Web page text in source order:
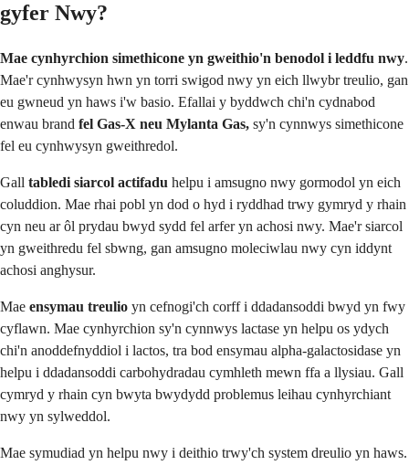
gyfer Nwy?
Mae cynhyrchion simethicone yn gweithio'n benodol i leddfu nwy.
Mae'r cynhwysyn hwn yn torri swigod nwy yn eich llwybr treulio, gan
eu gwneud yn haws i'w basio. Efallai y byddwch chi'n cydnabod
enwau brand fel Gas-X neu Mylanta Gas, sy'n cynnwys simethicone
fel eu cynhwysyn gweithredol.
Gall tabledi siarcol actifadu helpu i amsugno nwy gormodol yn eich
coluddion. Mae rhai pobl yn dod o hyd i ryddhad trwy gymryd y rhain
cyn neu ar ôl prydau bwyd sydd fel arfer yn achosi nwy. Mae'r siarcol
yn gweithredu fel sbwng, gan amsugno moleciwlau nwy cyn iddynt
achosi anghysur.
Mae ensymau treulio yn cefnogi'ch corff i ddadansoddi bwyd yn fwy
cyflawn. Mae cynhyrchion sy'n cynnwys lactase yn helpu os ydych
chi'n anoddefnyddiol i lactos, tra bod ensymau alpha-galactosidase yn
helpu i ddadansoddi carbohydradau cymhleth mewn ffa a llysiau. Gall
cymryd y rhain cyn bwyta bwydydd problemus leihau cynhyrchiant
nwy yn sylweddol.
Mae symudiad yn helpu nwy i deithio trwy'ch system dreulio yn haws.